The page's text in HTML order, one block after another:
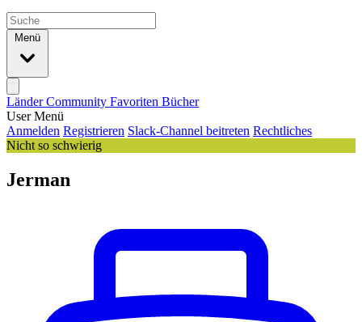
Menü
LänderCommunity Favoriten Bücher
User Menü
Anmelden Registrieren Slack-Channel beitreten Rechtliches
Nicht so schwierig
Jerman